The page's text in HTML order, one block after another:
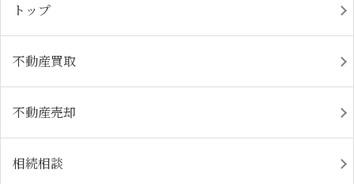
トップ
不動産買取
不動産売却
相続相談